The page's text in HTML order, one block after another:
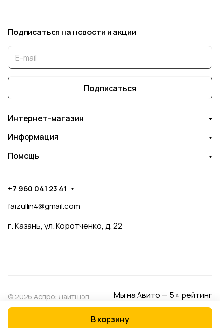
В корзину
Подписаться на новости и акции
Подписаться
Интернет-магазин
Информация
Помощь
+7 960 041 23 41
faizullin4@gmail.com
г. Казань, ул. Коротченко, д. 22
© 2026 Аспро: ЛайтШоп Мы на Авито — 5⭐ рейтинг
Оферта